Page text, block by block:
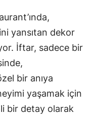
yansıtan dekor
İftar, sadece bir
bir anıya
yaşamak için
bir detay olarak